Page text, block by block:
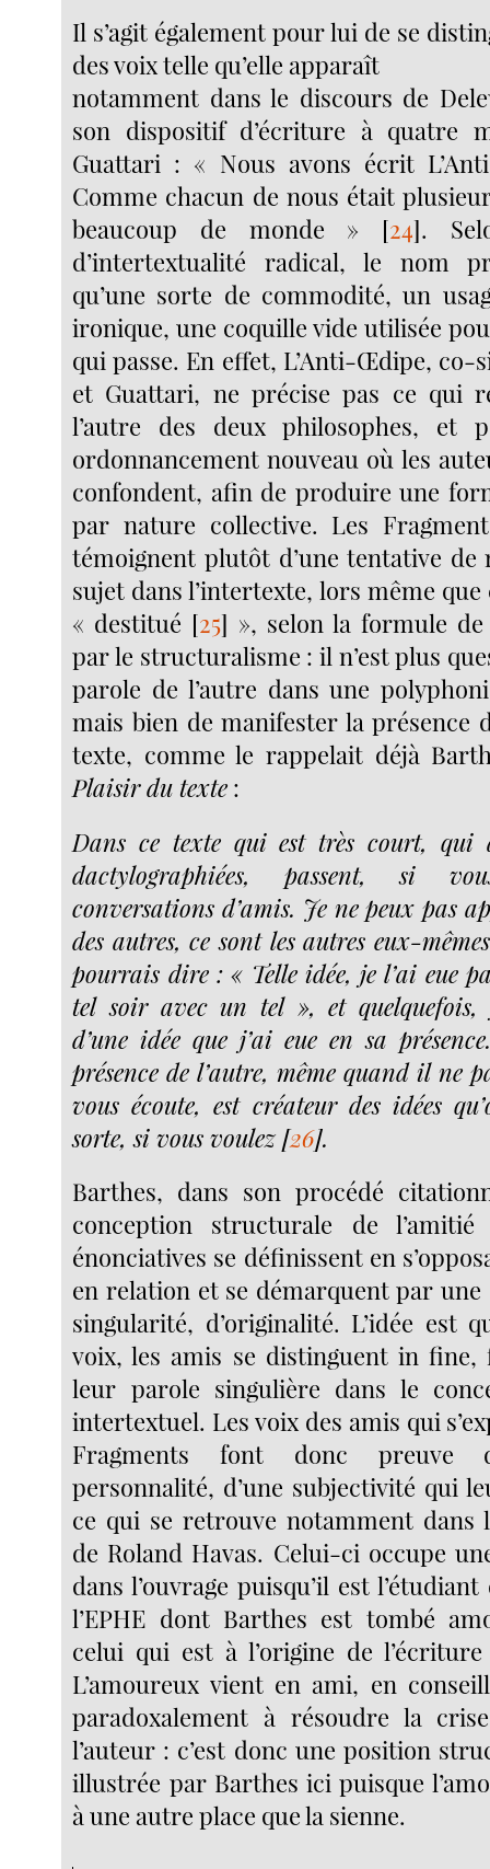
Il s’agit également pour lui de se
des voix telle qu’elle apparaît
notamment dans le discours de
son dispositif d’écriture à quatre
Guattari : « Nous avons écrit
Comme chacun de nous était
beaucoup de monde » [24].
d’intertextualité radical, le nom
qu’une sorte de commodité, un
ironique, une coquille vide utilisée
qui passe. En effet, L’Anti-Œdipe, co-
et Guattari, ne précise pas ce qui
l’autre des deux philosophes, et
ordonnancement nouveau où les
confondent, afin de produire une
par nature collective. Les
témoignent plutôt d’une tentative
sujet dans l’intertexte, lors même
« destitué [25] », selon la formule
par le structuralisme : il n’est plus
parole de l’autre dans une
mais bien de manifester la présence
texte, comme le rappelait déjà
Plaisir du texte :
Dans ce texte qui est très court, qui
dactylographiées, passent, si
conversations d’amis. Je ne peux pas
des autres, ce sont les autres eux-
pourrais dire : « Telle idée, je l’ai eue
tel soir avec un tel », et quelquefois,
d’une idée que j’ai eue en sa
présence de l’autre, même quand il ne
vous écoute, est créateur des idées
sorte, si vous voulez[26].
Barthes, dans son procédé
conception structurale de
énonciatives se définissent en
en relation et se démarquent par
singularité, d’originalité. L’idée est
voix, les amis se distinguent in fine,
leur parole singulière dans le
intertextuel. Les voix des amis qui
Fragments font donc preuve
personnalité, d’une subjectivité qui
ce qui se retrouve notamment dans
de Roland Havas. Celui-ci occupe
dans l’ouvrage puisqu’il est
l’EPHE dont Barthes est tombé
celui qui est à l’origine de
L’amoureux vient en ami, en
paradoxalement à résoudre la
l’auteur : c’est donc une position
illustrée par Barthes ici puisque
à une autre place que la sienne.